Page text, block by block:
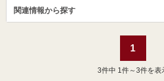
関連情報から探す
1
3件中 1件～3件を表